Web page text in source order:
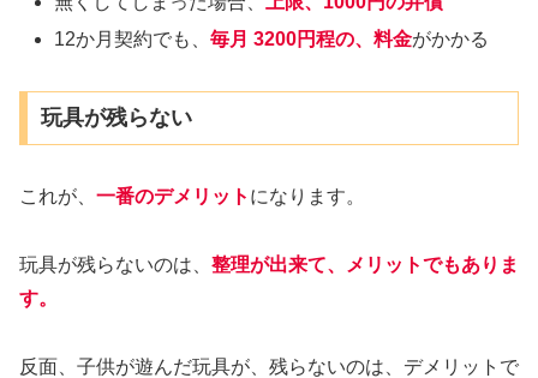
12か月契約でも、毎月 3200円程の、料金がかかる
玩具が残らない
これが、 一番のデメリット になります。
玩具が残らないのは、 整理が出来て、メリットでもありま
す。
反面、子供が遊んだ玩具が、残らないのは、デメリットで